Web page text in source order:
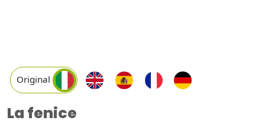
Original
La fenice